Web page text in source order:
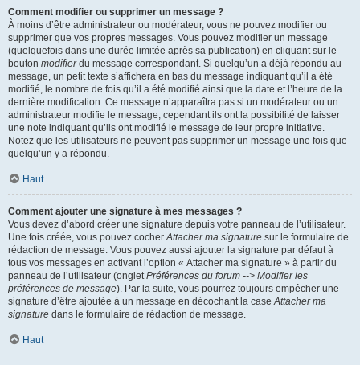
Comment modifier ou supprimer un message ?
À moins d’être administrateur ou modérateur, vous ne pouvez modifier ou
supprimer que vos propres messages. Vous pouvez modifier un message
(quelquefois dans une durée limitée après sa publication) en cliquant sur le
bouton modifierdu message correspondant. Si quelqu’un a déjà répondu au
message, un petit texte s’affichera en bas du message indiquant qu’il a été
modifié, le nombre de fois qu’il a été modifié ainsi que la date et l’heure de la
dernière modification. Ce message n’apparaîtra pas si un modérateur ou un
administrateur modifie le message, cependant ils ont la possibilité de laisser
une note indiquant qu’ils ont modifié le message de leur propre initiative.
Notez que les utilisateurs ne peuvent pas supprimer un message une fois que
quelqu’un y a répondu.
Haut
Comment ajouter une signature à mes messages ?
Vous devez d’abord créer une signature depuis votre panneau de l’utilisateur.
Une fois créée, vous pouvez cocherAttacher ma signature sur le formulaire de
rédaction de message. Vous pouvez aussi ajouter la signature par défaut à
tous vos messages en activant l’option « Attacher ma signature » à partir du
panneau de l’utilisateur (ongletPréférences du forum --> Modifier les
préférences de message). Par la suite, vous pourrez toujours empêcher une
signature d’être ajoutée à un message en décochant la caseAttacher ma
signature dans le formulaire de rédaction de message.
Haut